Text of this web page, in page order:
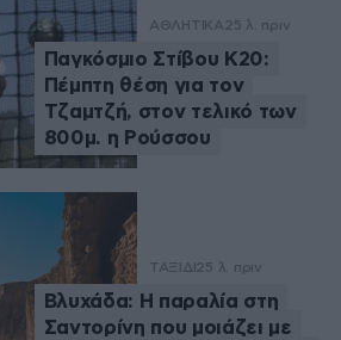
ΑΘΛΗΤΙΚΑ 25 λ. πριν
Παγκόσμιο Στίβου Κ20:
Πέμπτη θέση για τον
Τζαμτζή, στον τελικό των
800μ. η Ρούσσου
ΤΑΞΙΔΙ25 λ. πριν
Βλυχάδα: Η παραλία στη
Σαντορίνη που μοιάζει με